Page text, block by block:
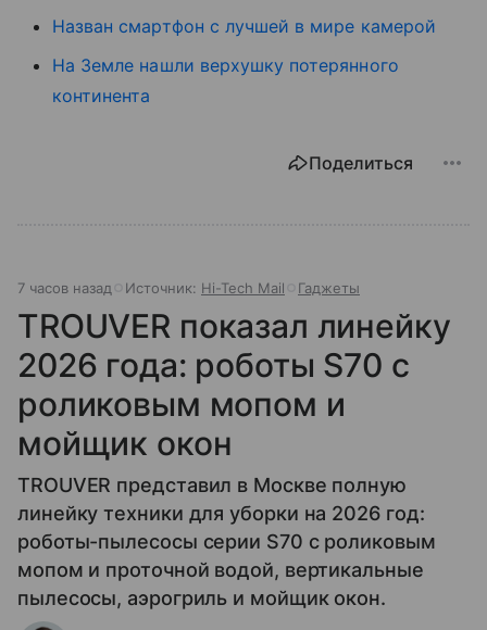
Назван смартфон с лучшей в мире камерой
На Земле нашли верхушку потерянного
континента
Поделиться
7 часов назад Источник: Hi-Tech Mail Гаджеты
TROUVER показал линейку
2026 года: роботы S70 с
роликовым мопом и
мойщик окон
TROUVER представил в Москве полную
линейку техники для уборки на 2026 год:
роботы-пылесосы серии S70 с роликовым
мопом и проточной водой, вертикальные
пылесосы, аэрогриль и мойщик окон.